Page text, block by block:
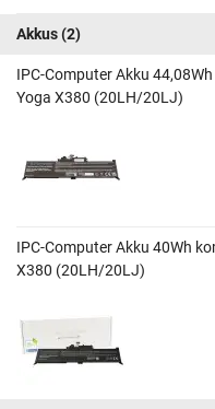
Akkus(2)
IPC-Computer Akku
Yoga X380 (20LH/20LJ)
IPC-Computer Akku 40Wh
X380 (20LH/20LJ)